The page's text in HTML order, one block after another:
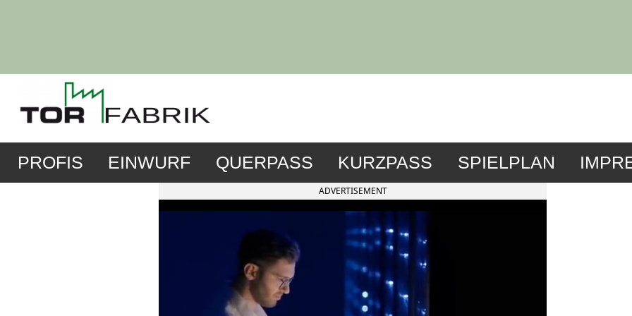
PROFIS EINWURF QUERPASS KURZPASS SPIELPLAN
ADVERTISEMENT